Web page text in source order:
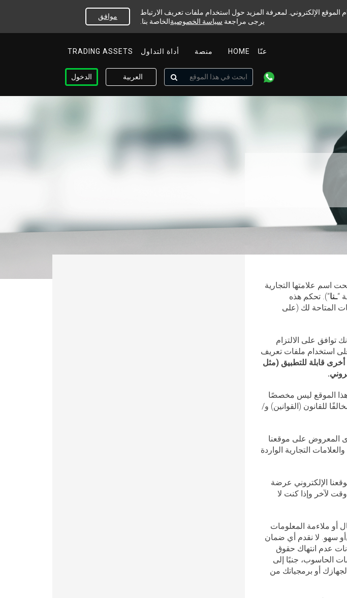
الإلكتروني. لمعرفة المزيد حول استخدام ملفات تعريف الارتباط
يرجى مراجعة سياسة الخصوصيةالخاصة بنا.
موافق
عنّا HOME منصة أداة التداول TRADING ASSETS
العربية الدخول
اسم علامتها التجارية
“ـنا“). تحكم هذه
المتاحة لك (على
توافق على الالتزام
استخدام ملفات تعريف
قابلة للتطبيق (مثل
هذا الموقع ليس مخصصًا
للقانون (القوانين) و/
المعروض على موقعنا
التجارية الواردة
الإلكتروني عرضة
لآخر وإذا كنت لا
أو ملاءمة المعلومات
سهو. لا نقدم أي ضمان
عدم انتهاك حقوق
الحاسوب، جنبًا إلى
أو برمجياتك من